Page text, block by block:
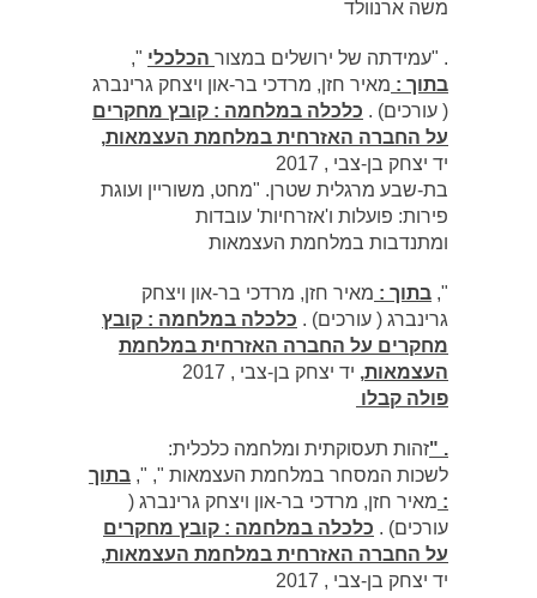
משה ארנוולד
. "עמידתה של ירושלים במצור הכלכלי ",
בתוך : מאיר חזן, מרדכי בר-און ויצחק גרינברג
( עורכים) . כלכלה במלחמה : קובץ מחקרים
על החברה האזרחית במלחמת העצמאות,
יד יצחק בן-צבי , 2017
בת-שבע מרגלית שטרן. "מחט, משוריין ועוגת
פירות: פועלות ו'אזרחיות' עובדות
ומתנדבות במלחמת העצמאות
", בתוך : מאיר חזן, מרדכי בר-און ויצחק
גרינברג ( עורכים) . כלכלה במלחמה : קובץ
מחקרים על החברה האזרחית במלחמת
העצמאות, יד יצחק בן-צבי , 2017
פולה קבלו
. "זהות תעסוקתית ומלחמה כלכלית:
לשכות המסחר במלחמת העצמאות ", ", בתוך
: מאיר חזן, מרדכי בר-און ויצחק גרינברג (
עורכים) . כלכלה במלחמה : קובץ מחקרים
על החברה האזרחית במלחמת העצמאות,
יד יצחק בן-צבי , 2017